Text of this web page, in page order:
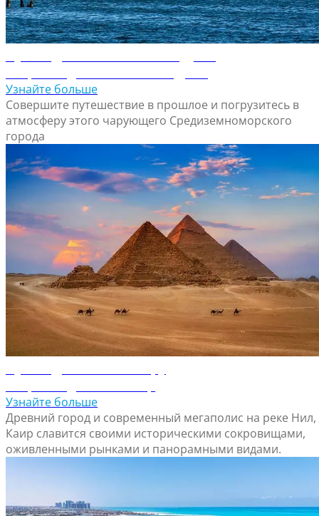
Узнайте больше
Совершите путешествие в прошлое и погрузитесь в
атмосферу этого чарующего Средиземноморского
города
Узнайте больше
Древний город и современный мегаполис на реке Нил,
Каир славится своими историческими сокровищами,
оживленными рынками и панорамными видами.